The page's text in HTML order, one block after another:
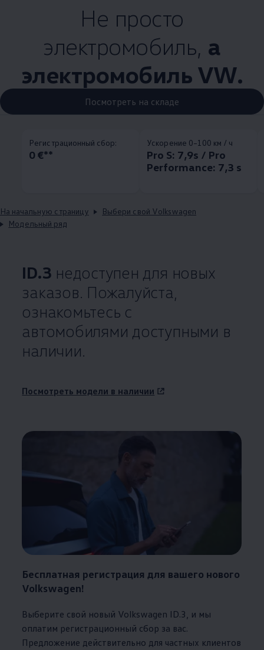
Не просто
электромобиль, а
электромобиль VW.
Посмотреть на складе
Pегистрационный сбор:
0 €**
Ускорение 0–100 км / ч
Pro S: 7,9s / Pro
Performance: 7,3 s
На начальную страницу
Выбери свой Volkswagen
Модельный ряд
ID.3 недоступен для новых
заказов. Пожалуйста,
ознакомьтесь с
автомобилями доступными в
наличии.
Посмотреть модели в наличии
Бесплатная регистрация для вашего нового
Volkswagen!
Выберите свой новый Volkswagen ID.3, и мы
оплатим регистрационный сбор за вас.
Предложение действительно для частных клиентов